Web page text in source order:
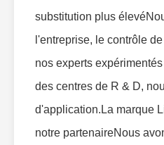
substitution plus
l'entreprise, le contrôle
nos experts
des centres de R & D,
d'application.La marque
notre partenaireNous